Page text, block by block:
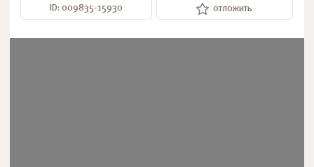
ID: 009835-15930 отложить